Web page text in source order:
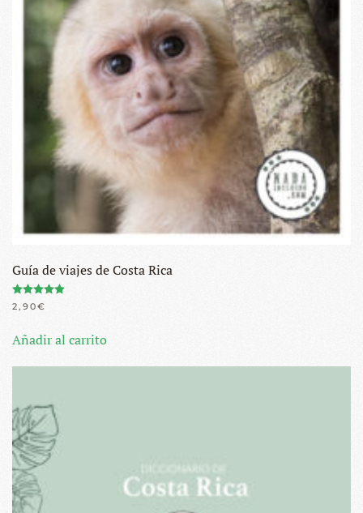
Guía de viajes de Costa Rica
2,90€
Añadir al carrito